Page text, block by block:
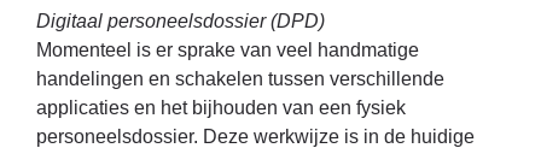
Digitaal personeelsdossier (DPD)
Momenteel is er sprake van veel handmatige
handelingen en schakelen tussen verschillende
applicaties en het bijhouden van een fysiek
personeelsdossier. Deze werkwijze is in de huidige